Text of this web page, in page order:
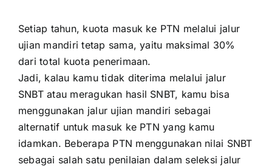
Setiap tahun, kuota masuk ke PTN melalui jalur
ujian mandiri tetap sama, yaitu maksimal 30%
dari total kuota penerimaan.
Jadi, kalau kamu tidak diterima melalui jalur
SNBT atau meragukan hasil SNBT, kamu bisa
menggunakan jalur ujian mandiri sebagai
alternatif untuk masuk ke PTN yang kamu
idamkan. Beberapa PTN menggunakan nilai SNBT
sebagai salah satu penilaian dalam seleksi jalur